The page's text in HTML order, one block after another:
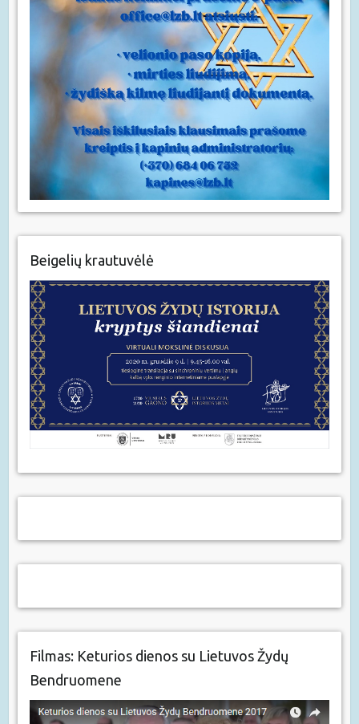
Beigelių krautuvėlė
Filmas: Keturios dienos su Lietuvos Žydų
Bendruomene